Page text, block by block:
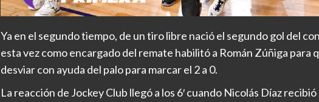
Ya en el segundo tiempo, de un tiro libre nació el segundo gol del
esta vez como encargado del remate habilitó a Román Zúñiga para
desviar con ayuda del palo para marcar el 2 a 0.
La reacción de Jockey Club llegó a los 6′ cuando Nicolás Díaz